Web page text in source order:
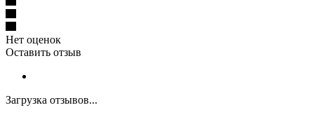
Нет оценок
Оставить отзыв
Загрузка отзывов...